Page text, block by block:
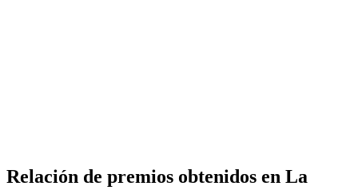
Relación de premios obtenidos en La